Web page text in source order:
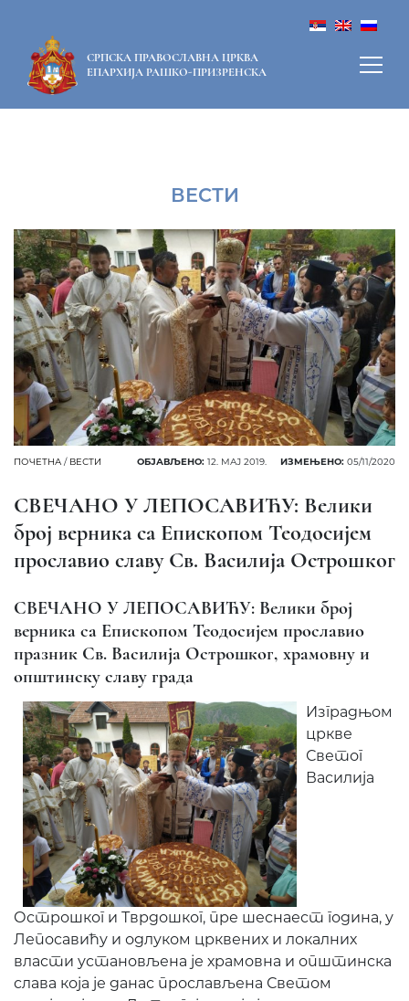
СРПСКА ПРАВОСЛАВНА ЦРКВА
ЕПАРХИЈА РАШКО-ПРИЗРЕНСКА
ВЕСТИ
ПОЧЕТНА / ВЕСТИ ОБЈАВЉЕНО: 12. МАЈ 2019. ИЗМЕЊЕНО: 05/11/2020
СВЕЧАНО У ЛЕПОСАВИЋУ: Велики
број верника са Епископом Теодосијем
прославио славу Св. Василија Острошког
СВЕЧАНО У ЛЕПОСАВИЋУ: Велики број
верника са Епископом Теодосијем прославио
празник Св. Василија Острошког, храмовну и
општинску славу града
Изградњом
цркве
Светог
Василија
Острошког и Тврдошког, пре шеснаест година, у
Лепосавићу и одлуком црквених и локалних
власти установљена је храмовна и општинска
слава која је данас прослављена Светом